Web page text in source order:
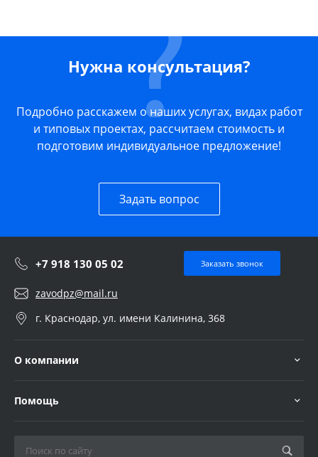
Нужна консультация?
Подробно расскажем о наших услугах, видах работ
и типовых проектах, рассчитаем стоимость и
подготовим индивидуальное предложение!
Задать вопрос
+7 918 130 05 02 Заказать звонок
zavodpz@mail.ru
г. Краснодар, ул. имени Калинина, 368
О компании
Помощь